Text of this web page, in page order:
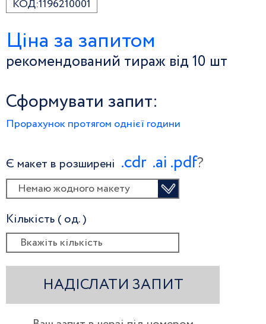
КОД:1196210001
Ціна за запитом
рекомендований тираж від 10 шт
Сформувати запит:
Прорахунок протягом однієї години
Є макет в розширені .сdr .ai .pdf?
Немаю жодного макету
Кількість ( од. )
НАДІСЛАТИ ЗАПИТ